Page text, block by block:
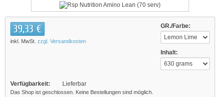
GR./Farbe:
Inhalt:
39,33 €
inkl. MwSt. zzgl. Versandkosten
Verfügbarkeit: Lieferbar
Das Shop ist geschlossen. Keine Bestellungen sind möglich.